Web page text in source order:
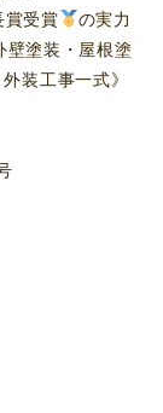
賞受賞
の実力
塗装・屋根塗
装工事一式》